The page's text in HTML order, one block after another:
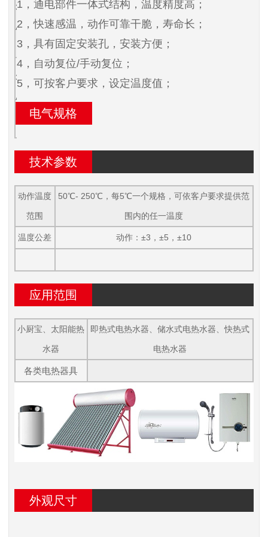
1，通电部件一体式结构，温度精度高；
2，快速感温，动作可靠干脆，寿命长；
3，具有固定安装孔，安装方便；
4，自动复位/手动复位；
5，可按客户要求，设定温度值；
电气规格
30A/250V
AC（电阻
式负载）
40A/250V
AC（电阻
式负载）
35A/250V
AC（电阻
式负载）
45A/250V
AC（电
阻式负
载）
技术参数
动作温度
范围
50℃- 250℃，每5℃一个规格，可依客户要求提供范
围内的任一温度
温度公差 动作：±3，±5，±10
应用范围
小厨宝、太阳能热
水器
即热式电热水器、储水式电热水器、快热式
电热水器
各类电热器具
外观尺寸